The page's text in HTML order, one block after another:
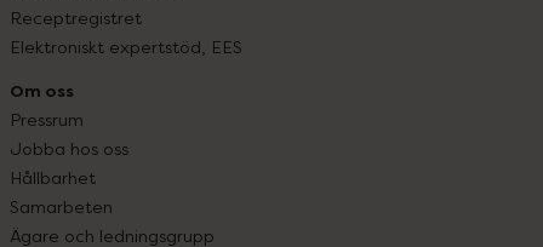
Receptregistret
Elektroniskt expertstöd, EES
Om oss
Pressrum
Jobba hos oss
Hållbarhet
Samarbeten
Ägare och ledningsgrupp